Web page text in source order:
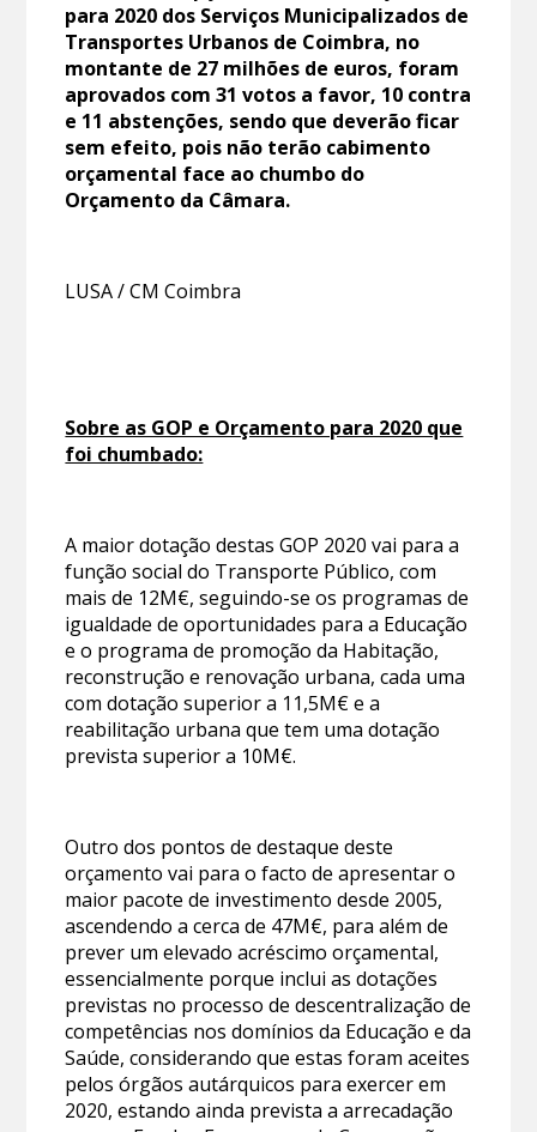
para 2020 dos Serviços Municipalizados de
Transportes Urbanos de Coimbra, no
montante de 27 milhões de euros, foram
aprovados com 31 votos a favor, 10 contra
e 11 abstenções, sendo que deverão ficar
sem efeito, pois não terão cabimento
orçamental face ao chumbo do
Orçamento da Câmara.
LUSA / CM Coimbra
Sobre as GOP e Orçamento para 2020 que
foi chumbado:
A maior dotação destas GOP 2020 vai para a
função social do Transporte Público, com
mais de 12M€, seguindo-se os programas de
igualdade de oportunidades para a Educação
e o programa de promoção da Habitação,
reconstrução e renovação urbana, cada uma
com dotação superior a 11,5M€ e a
reabilitação urbana que tem uma dotação
prevista superior a 10M€.
Outro dos pontos de destaque deste
orçamento vai para o facto de apresentar o
maior pacote de investimento desde 2005,
ascendendo a cerca de 47M€, para além de
prever um elevado acréscimo orçamental,
essencialmente porque inclui as dotações
previstas no processo de descentralização de
competências nos domínios da Educação e da
Saúde, considerando que estas foram aceites
pelos órgãos autárquicos para exercer em
2020, estando ainda prevista a arrecadação